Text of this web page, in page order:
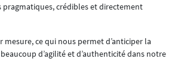
crédibles et directement
ce qui nous permet d’anticiper la
d’agilité et d’authenticité dans notre